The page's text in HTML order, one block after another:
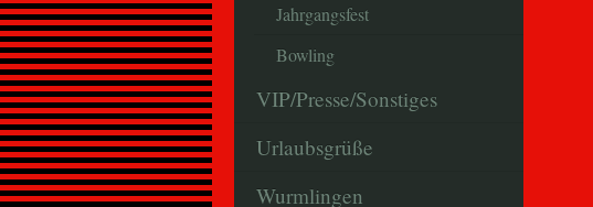
Jahrgangsfest
Bowling
VIP/Presse/Sonstiges
Urlaubsgrüße
Wurmlingen